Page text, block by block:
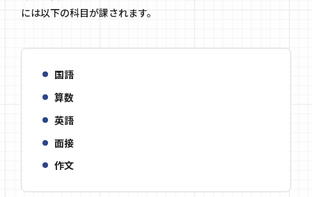
には以下の科目が課されます。
国語
算数
英語
面接
作文